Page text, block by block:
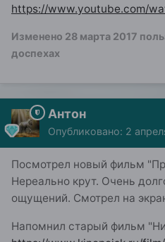
https://www.youtube.com/
Изменено 28 марта 2017
доспехах
Антон
Опубликовано: 2
Посмотрел новый фильм
Нереально крут. Очень
ощущений. Смотрел на
Напомнил старый фильм